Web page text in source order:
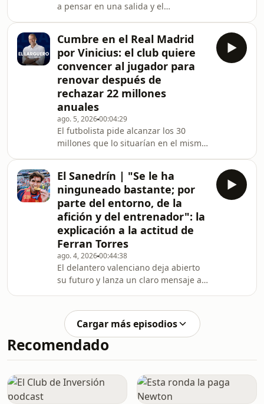
a pensar en una salida y el
decir 'cómo me he equivocado'".
Cumbre en el Real Madrid
por Vinicius: el club quiere
convencer al jugador para
renovar después de
rechazar 22 millones
anuales
ago. 5, 202600:04:29
El futbolista pide alcanzar los 30
millones que lo situarían en el mismo
El Sanedrín | "Se le ha
ninguneado bastante; por
parte del entorno, de la
afición y del entrenador": la
explicación a la actitud de
Ferran Torres
ago. 4, 202600:44:38
El delantero valenciano deja abierto
su futuro y lanza un claro mensaje al
llegado a esta situación.&nbsp;
Cargar más episodios
Recomendado